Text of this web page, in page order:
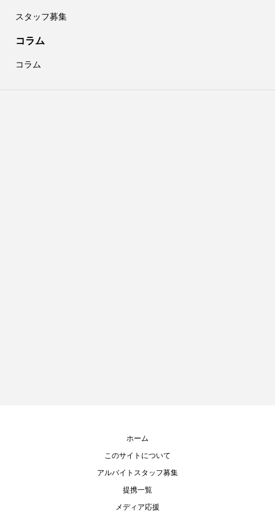
スタッフ募集
コラム
コラム
ホーム
このサイトについて
アルバイトスタッフ募集
提携一覧
メディア応援